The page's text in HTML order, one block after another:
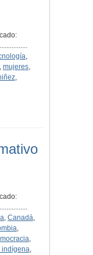
,
mujeres,
,
, Canadá,
,
,
indígena,